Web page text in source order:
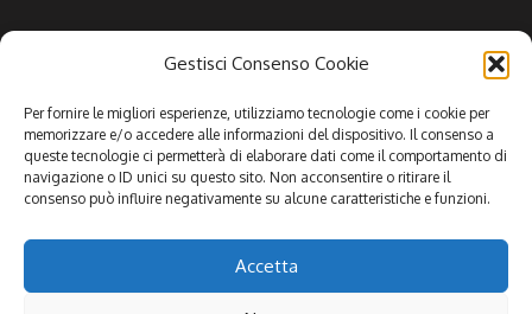
Gestisci Consenso Cookie
Per fornire le migliori esperienze, utilizziamo tecnologie come i cookie per
memorizzare e/o accedere alle informazioni del dispositivo. Il consenso a
queste tecnologie ci permetterà di elaborare dati come il comportamento di
navigazione o ID unici su questo sito. Non acconsentire o ritirare il
consenso può influire negativamente su alcune caratteristiche e funzioni.
Accetta